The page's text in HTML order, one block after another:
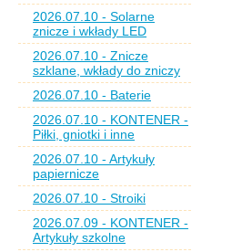
2026.07.10 - Solarne
znicze i wkłady LED
2026.07.10 - Znicze
szklane, wkłady do zniczy
2026.07.10 - Baterie
2026.07.10 - KONTENER -
Piłki, gniotki i inne
2026.07.10 - Artykuły
papiernicze
2026.07.10 - Stroiki
2026.07.09 - KONTENER -
Artykuły szkolne